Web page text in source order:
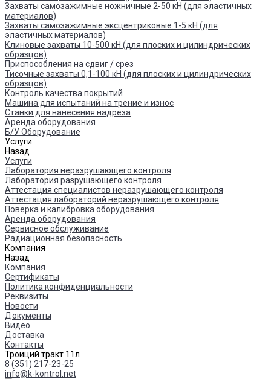
Захваты самозажимные ножничные 2-50 кН (для эластичных
материалов)
Захваты самозажимные эксцентриковые 1-5 кН (для
эластичных материалов)
Клиновые захваты 10-500 кН (для плоских и цилиндрических
образцов)
Приспособления на сдвиг / срез
Тисочные захваты 0,1-100 кН (для плоских и цилиндрических
образцов)
Контроль качества покрытий
Машина для испытаний на трение и износ
Cтанки для нанесения надреза
Аренда оборудования
Б/У Оборудование
Услуги
Назад
Услуги
Лаборатория неразрушающего контроля
Лаборатория разрушающего контроля
Аттестация специалистов неразрушающего контроля
Аттестация лабораторий неразрушающего контроля
Поверка и калибровка оборудования
Аренда оборудования
Сервисное обслуживание
Радиационная безопасность
Компания
Назад
Компания
Сертификаты
Политика конфиденциальности
Реквизиты
Новости
Документы
Видео
Доставка
Контакты
Троиций тракт 11л
8 (351) 217-23-25
info@k-kontrol.net